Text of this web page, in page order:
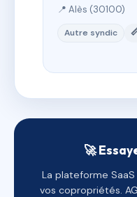
📍 Alès (30100)
Autre syndic
🚀
La plateforme
vos copropriétés.